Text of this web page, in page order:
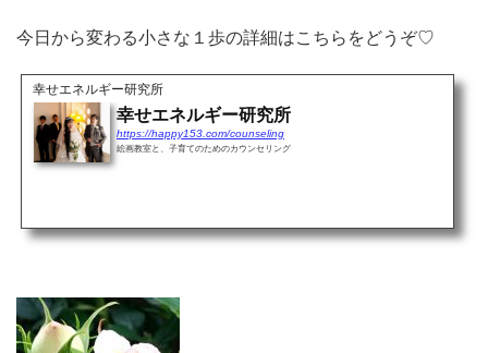
今日から変わる小さな１歩の詳細はこちらをどうぞ♡
幸せエネルギー研究所
幸せエネルギー研究所
https://happy153.com/counseling
絵画教室と、子育てのためのカウンセリング